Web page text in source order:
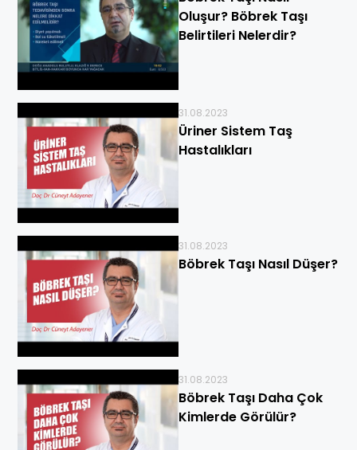
Oluşur? Böbrek Taşı
Belirtileri Nelerdir?
31.08.2023
Üriner Sistem Taş
Hastalıkları
31.08.2023
Böbrek Taşı Nasıl Düşer?
31.08.2023
Böbrek Taşı Daha Çok
Kimlerde Görülür?